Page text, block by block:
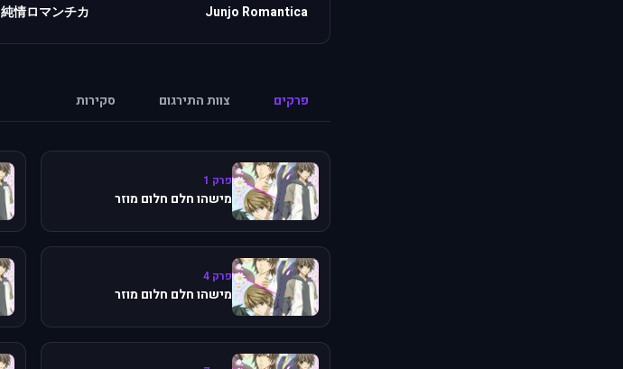
Junjo Romantica
純情ロマンチカ
פרקים צוות התירגום סקירות
פרק 1
מישהו חלם חלום מוזר
פרק 4
מישהו חלם חלום מוזר